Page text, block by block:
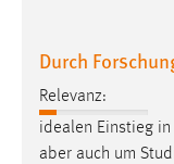
Durch
Relevanz:
idealen Einstieg
aber auch um